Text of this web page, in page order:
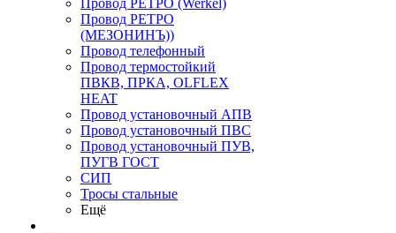
Провод РЕТРО (Werkel)
Провод РЕТРО
(МЕЗОНИНЪ))
Провод телефонный
Провод термостойкий
ПВКВ, ПРКА, OLFLEX
HEAT
Провод установочный АПВ
Провод установочный ПВС
Провод установочный ПУВ,
ПУГВ ГОСТ
СИП
Тросы стальные
Ещё